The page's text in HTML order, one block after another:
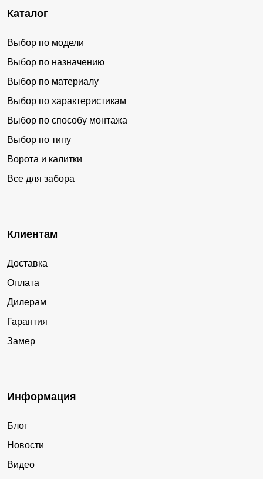
Каталог
Выбор по модели
Выбор по назначению
Выбор по материалу
Выбор по характеристикам
Выбор по способу монтажа
Выбор по типу
Ворота и калитки
Все для забора
Клиентам
Доставка
Оплата
Дилерам
Гарантия
Замер
Информация
Блог
Новости
Видео